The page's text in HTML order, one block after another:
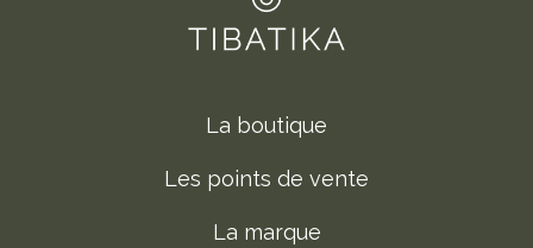
La boutique
Les points de vente
La marque